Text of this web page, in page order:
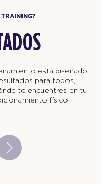
está diseñado
para todos,
te encuentres en tu
físico.